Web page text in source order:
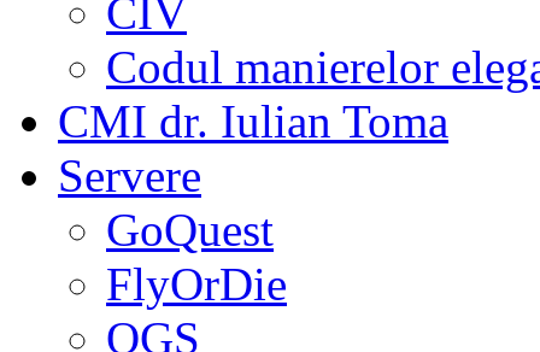
CIV
Codul manierelor
CMI dr. Iulian Toma
Servere
GoQuest
FlyOrDie
OGS